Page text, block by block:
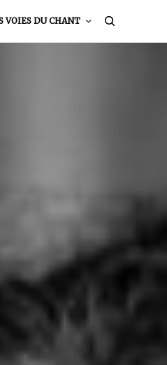
VOIES DU CHANT